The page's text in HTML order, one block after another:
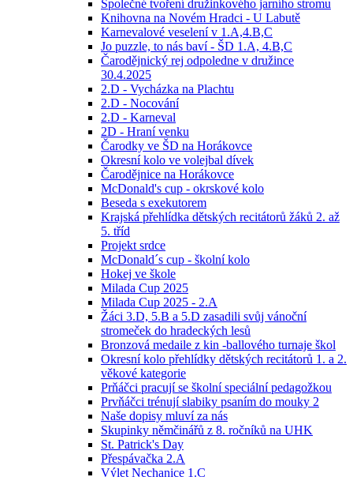
Společné tvoření družinkového jarního stromu
Knihovna na Novém Hradci - U Labutě
Karnevalové veselení v 1.A,4.B,C
Jo puzzle, to nás baví - ŠD 1.A, 4.B,C
Čarodějnický rej odpoledne v družince
30.4.2025
2.D - Vycházka na Plachtu
2.D - Nocování
2.D - Karneval
2D - Hraní venku
Čarodky ve ŠD na Horákovce
Okresní kolo ve volejbal dívek
Čarodějnice na Horákovce
McDonald's cup - okrskové kolo
Beseda s exekutorem
Krajská přehlídka dětských recitátorů žáků 2. až
5. tříd
Projekt srdce
McDonald´s cup - školní kolo
Hokej ve škole
Milada Cup 2025
Milada Cup 2025 - 2.A
Žáci 3.D, 5.B a 5.D zasadili svůj vánoční
stromeček do hradeckých lesů
Bronzová medaile z kin -ballového turnaje škol
Okresní kolo přehlídky dětských recitátorů 1. a 2.
věkové kategorie
Prňáčci pracují se školní speciální pedagožkou
Prvňáčci trénují slabiky psaním do mouky 2
Naše dopisy mluví za nás
Skupinky němčinářů z 8. ročníků na UHK
St. Patrick's Day
Přespávačka 2.A
Výlet Nechanice 1.C